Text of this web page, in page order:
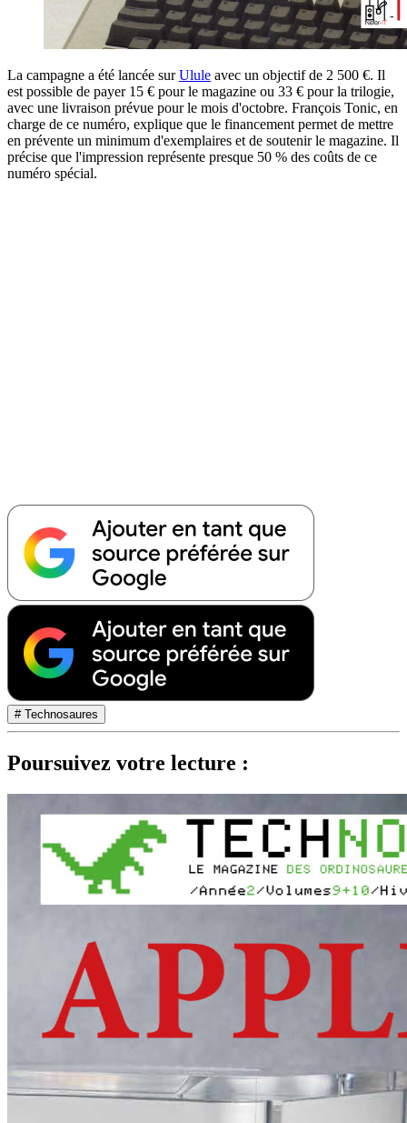
La campagne a été lancée surUlule avec un objectif de 2 500 €. Il
est possible de payer 15 € pour le magazine ou 33 € pour la trilogie,
avec une livraison prévue pour le mois d'octobre. François Tonic, en
charge de ce numéro, explique que le financement permet de mettre
en prévente un minimum d'exemplaires et de soutenir le magazine. Il
précise que l'impression représente presque 50 % des coûts de ce
numéro spécial.
# Technosaures
Poursuivez votre lecture :